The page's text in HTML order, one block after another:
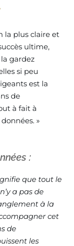
la plus claire et
ultime,
la gardez
si peu
est la
de
à fait à
»
:
que tout le
a pas de
à la
cet
de
les